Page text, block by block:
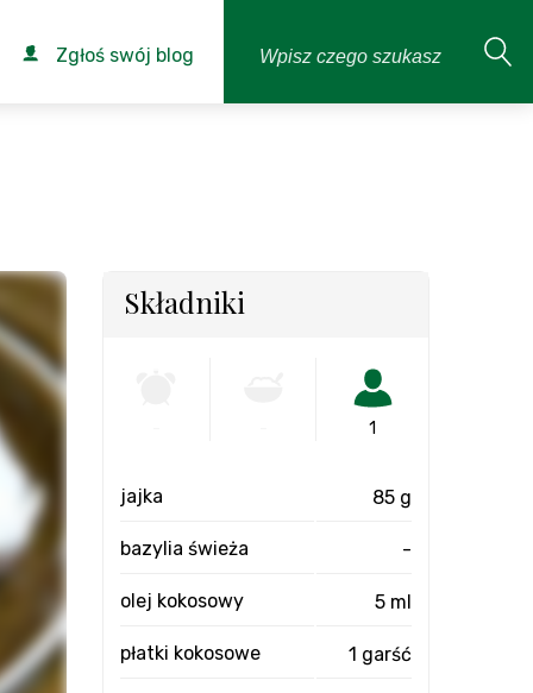
Zgłoś swój blog
Składniki
1
jajka 85 g
bazylia świeża -
olej kokosowy 5 ml
płatki kokosowe 1 garść